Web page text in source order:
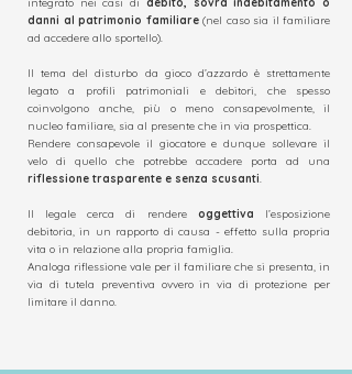
danni al patrimonio familiare (nel caso sia il familiare
ad accedere allo sportello).
Il tema del disturbo da gioco d’azzardo è strettamente
legato a profili patrimoniali e debitori, che spesso
coinvolgono anche, più o meno consapevolmente, il
nucleo familiare, sia al presente che in via prospettica.
Rendere consapevole il giocatore e dunque sollevare il
velo di quello che potrebbe accadere porta ad una
riflessione trasparente e senza scusanti.
Il legale cerca di rendere oggettiva l’esposizione
debitoria, in un rapporto di causa - effetto sulla propria
vita o in relazione alla propria famiglia.
Analoga riflessione vale per il familiare che si presenta, in
via di tutela preventiva ovvero in via di protezione per
limitare il danno.